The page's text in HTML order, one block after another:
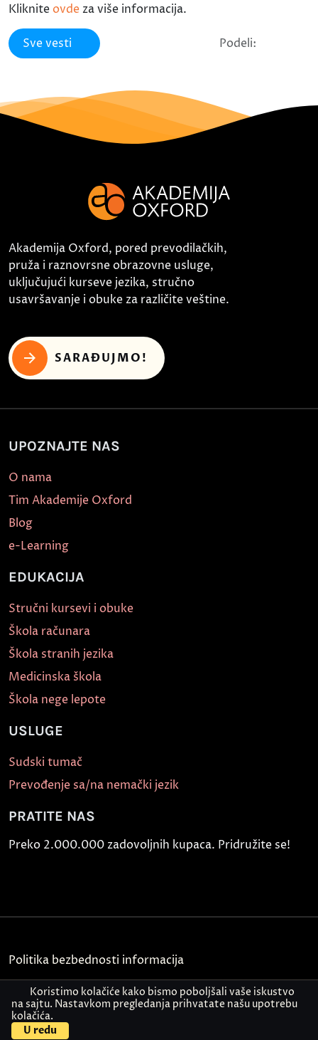
Kliknite ovde za više informacija.
Sve vesti Podeli:
Akademija Oxford, pored prevodilačkih,
pruža i raznovrsne obrazovne usluge,
uključujući kurseve jezika, stručno
usavršavanje i obuke za različite veštine.
SARAĐUJMO!
UPOZNAJTE NAS
O nama
Tim Akademije Oxford
Blog
e-Learning
EDUKACIJA
Stručni kursevi i obuke
Škola računara
Škola stranih jezika
Medicinska škola
Škola nege lepote
USLUGE
Sudski tumač
Prevođenje sa/na nemački jezik
PRATITE NAS
Preko 2.000.000 zadovoljnih kupaca. Pridružite se!
Politika bezbednosti informacija
Kontakt
© Akademija Oxford 2026.
Koristimo kolačiće kako bismo poboljšali vaše iskustvo
na sajtu. Nastavkom pregledanja prihvatate našu upotrebu
kolačića.
U redu